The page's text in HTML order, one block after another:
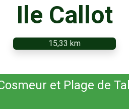
Ile Callot
15,33 km
et Plage de